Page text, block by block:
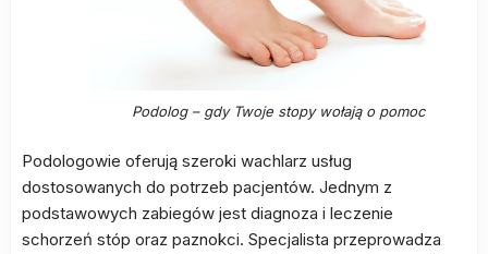
Podolog – gdy Twoje stopy wołają o pomoc
Podologowie oferują szeroki wachlarz usług
dostosowanych do potrzeb pacjentów. Jednym z
podstawowych zabiegów jest diagnoza i leczenie
schorzeń stóp oraz paznokci. Specjalista przeprowadza